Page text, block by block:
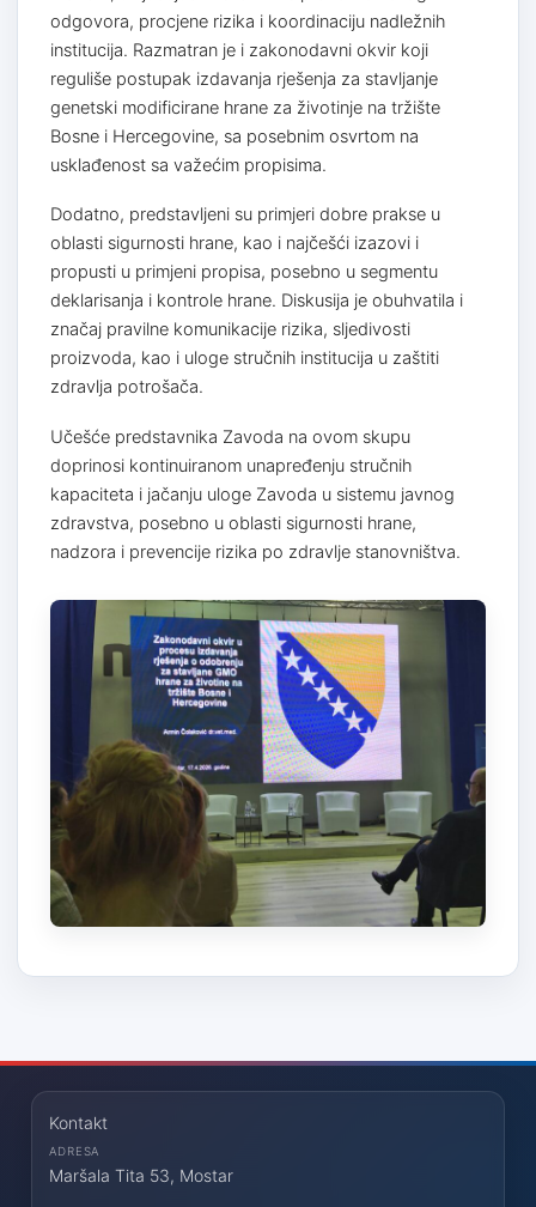
odgovora, procjene rizika i koordinaciju nadležnih
institucija. Razmatran je i zakonodavni okvir koji
reguliše postupak izdavanja rješenja za stavljanje
genetski modificirane hrane za životinje na tržište
Bosne i Hercegovine, sa posebnim osvrtom na
usklađenost sa važećim propisima.
Dodatno, predstavljeni su primjeri dobre prakse u
oblasti sigurnosti hrane, kao i najčešći izazovi i
propusti u primjeni propisa, posebno u segmentu
deklarisanja i kontrole hrane. Diskusija je obuhvatila i
značaj pravilne komunikacije rizika, sljedivosti
proizvoda, kao i uloge stručnih institucija u zaštiti
zdravlja potrošača.
Učešće predstavnika Zavoda na ovom skupu
doprinosi kontinuiranom unapređenju stručnih
kapaciteta i jačanju uloge Zavoda u sistemu javnog
zdravstva, posebno u oblasti sigurnosti hrane,
nadzora i prevencije rizika po zdravlje stanovništva.
Kontakt
ADRESA
Maršala Tita 53, Mostar